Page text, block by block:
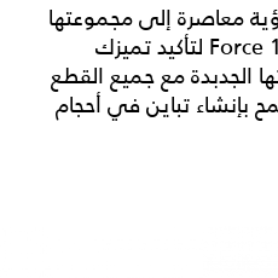
معاصرة إلى مجموعتها
الأيقونية، تدعوك FRED مع Force 10 لتأكيد تميزك
الجدبدة مع جميع القطع
بإنشاء تباين في أحجام